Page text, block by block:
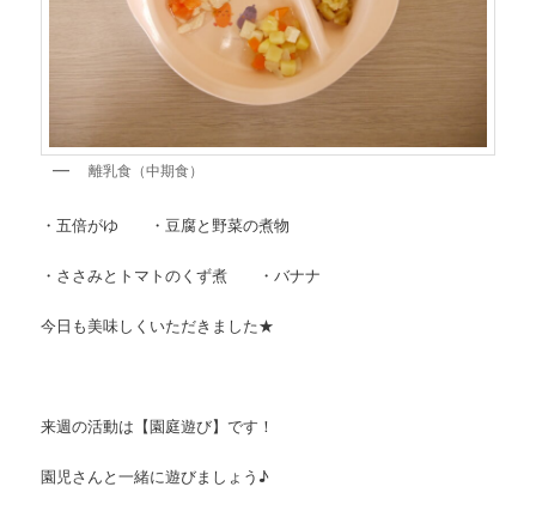
離乳食（中期食）
・五倍がゆ ・豆腐と野菜の煮物
・ささみとトマトのくず煮 ・バナナ
今日も美味しくいただきました★
来週の活動は【園庭遊び】です！
園児さんと一緒に遊びましょう♪